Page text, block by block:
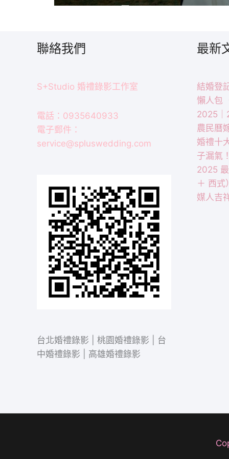
聯絡我們
S+Studio 婚禮錄影工作室
電話：0935640933
電子郵件：
service@spluswedding.com
台北婚禮錄影 | 桃園婚禮錄影 | 台
中婚禮錄影 | 高雄婚禮錄影
最新
結婚登
懶人包
2025｜
農民曆
婚禮十
子漏氣
2025
＋ 西式
媒人吉